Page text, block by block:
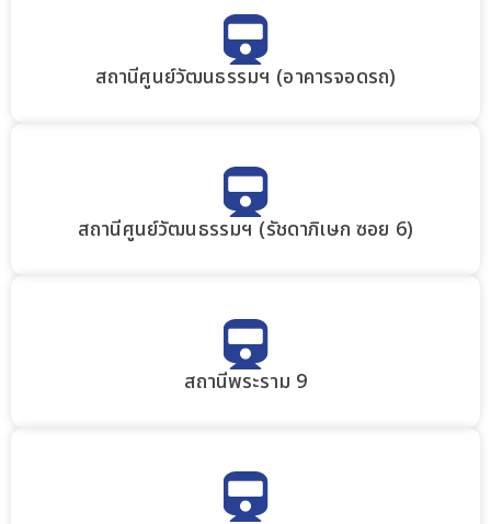
สถานีศูนย์วัฒนธรรมฯ (อาคารจอดรถ)
สถานีศูนย์วัฒนธรรมฯ (รัชดาภิเษก ซอย 6)
สถานีพระราม 9